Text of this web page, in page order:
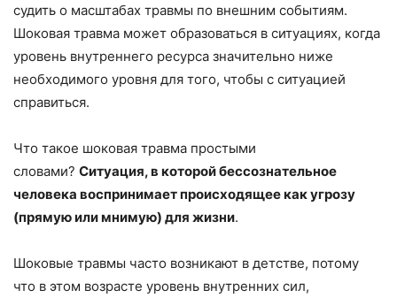
судить о масштабах травмы по внешним событиям.
Шоковая травма может образоваться в ситуациях, когда
уровень внутреннего ресурса значительно ниже
необходимого уровня для того, чтобы с ситуацией
справиться.
Что такое шоковая травма простыми
словами? Ситуация, в которой бессознательное
человека воспринимает происходящее как угрозу
(прямую или мнимую) для жизни.
Шоковые травмы часто возникают в детстве, потому
что в этом возрасте уровень внутренних сил,